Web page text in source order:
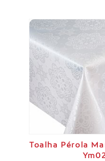
Toalha Pérola